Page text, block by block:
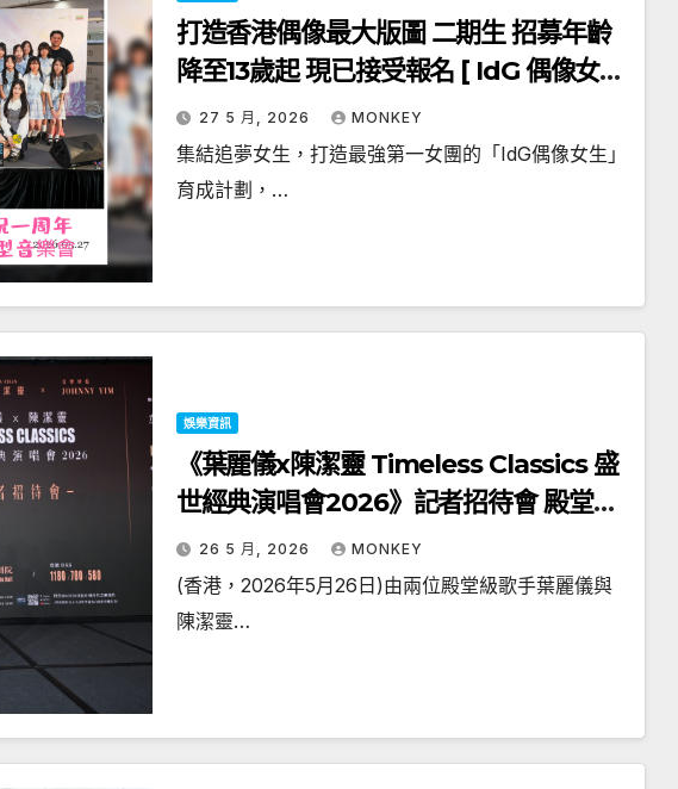
打造香港偶像最大版圖 二期生 招募年齡
降至13歲起 現已接受報名 [ IdG 偶像女生
一周年慶典] 隆重展開 台上感言全團感動
淚崩 「我哋半年嘅時間行咗成年嘅路，
要背負嘅嘢比大家想像多！」 IdG 企劃
樂會
27 5 月, 2026 MONKEY
集結追夢女生，打造最強第一女團的「IdG偶像女生」
育成計劃，…
娛樂資訊
《葉麗儀x陳潔靈 Timeless Classics 盛
世經典演唱會2026》記者招待會 殿堂級
歌聲結合頂尖科技 打造跨時代音樂盛宴
26 5 月, 2026 MONKEY
(香港，2026年5月26日)由兩位殿堂級歌手葉麗儀與
陳潔靈…